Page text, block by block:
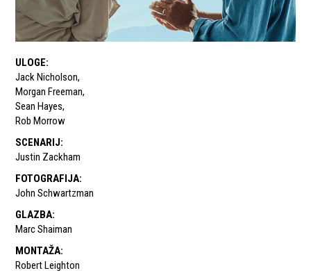
ULOGE:
Jack Nicholson,
Morgan Freeman,
Sean Hayes,
Rob Morrow
SCENARIJ:
Justin Zackham
FOTOGRAFIJA:
John Schwartzman
GLAZBA:
Marc Shaiman
MONTAŽA:
Robert Leighton